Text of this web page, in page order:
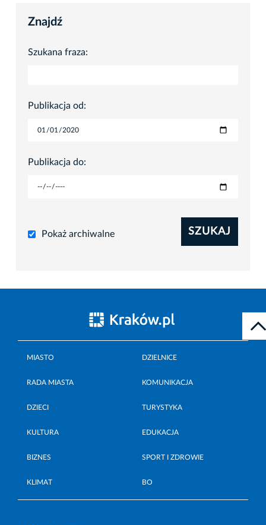
Znajdź
Szukana fraza:
Publikacja od:
Publikacja do:
Pokaż archiwalne SZUKAJ
MIASTO DZIELNICE
RADA MIASTA KOMUNIKACJA
DZIECI TURYSTYKA
KULTURA EDUKACJA
BIZNES SPORT I ZDROWIE
KLIMAT BO